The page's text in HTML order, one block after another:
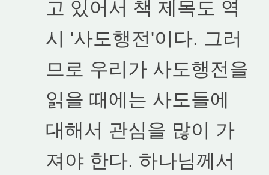
고 있어서 책 제목도 역
시 '사도행전'이다. 그러
므로 우리가 사도행전을
읽을 때에는 사도들에
대해서 관심을 많이 가
져야 한다. 하나님께서